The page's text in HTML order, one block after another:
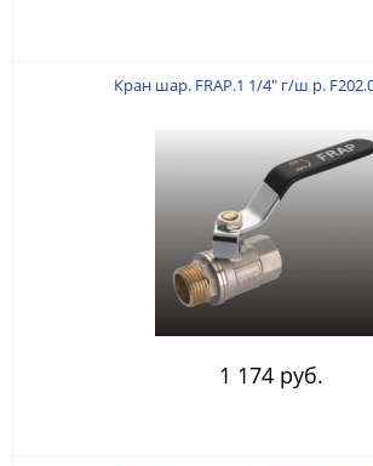
Кран шар. FRAP.1 1/4" г/ш р.
1 174 руб.